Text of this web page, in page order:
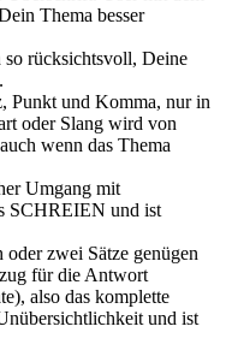
Thema besser
so rücksichtsvoll, Deine
Punkt und Komma, nur in
oder Slang wird von
wenn das Thema
Umgang mit
SCHREIEN und ist
zwei Sätze genügen
für die Antwort
also das komplette
und ist